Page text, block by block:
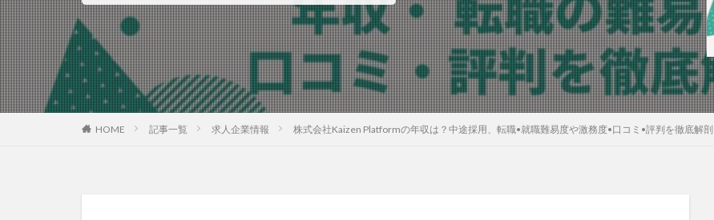
HOME 記事一覧 求人企業情報 株式会社Kaizen Platformの年収は？中途採用、転職•就職難易度や激務度•口コミ•評判を徹底解剖